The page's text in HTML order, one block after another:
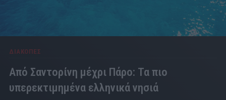
ΔΙΑΚΟΠΕΣ
Από Σαντορίνη μέχρι Πάρο: Τα πιο
υπερεκτιμημένα ελληνικά νησιά